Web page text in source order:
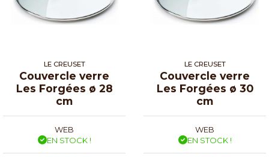
LE CREUSET
Couvercle verre
Les Forgées ø 28
cm
WEB
EN STOCK !
LE CREUSET
Couvercle verre
Les Forgées ø 30
cm
WEB
EN STOCK !